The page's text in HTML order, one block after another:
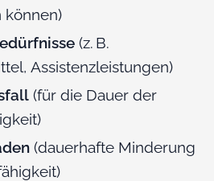
können)
(z. B.
Assistenzleistungen)
(für die Dauer der
(dauerhafte Minderung